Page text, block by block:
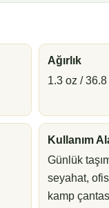
Ağırlık
1.3 oz / 36.8
Kullanım
Günlük
seyahat,
kamp